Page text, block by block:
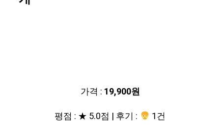
가격 : 19,900원
평점 : ★ 5.0점 | 후기 :
1건